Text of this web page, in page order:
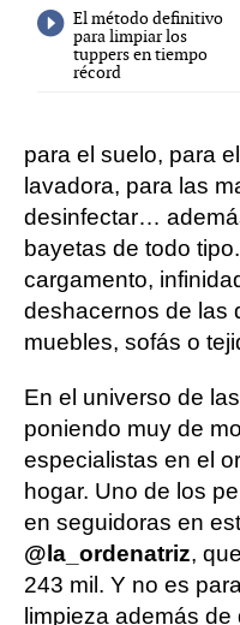
El método definitivo
para limpiar los
tuppers en tiempo
récord
para el suelo, para
lavadora, para las
desinfectar…
bayetas de todo
cargamento,
deshacernos de las
muebles, sofás o
En el universo de
poniendo muy de
especialistas en el
hogar. Uno de los
en seguidoras en
@la_ordenatriz,
243 mil. Y no es
limpieza además